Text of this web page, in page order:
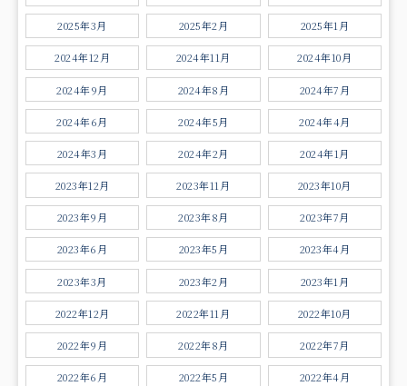
2025年3月 2025年2月 2025年1月
2024年12月 2024年11月 2024年10月
2024年9月 2024年8月 2024年7月
2024年6月 2024年5月 2024年4月
2024年3月 2024年2月 2024年1月
2023年12月 2023年11月 2023年10月
2023年9月 2023年8月 2023年7月
2023年6月 2023年5月 2023年4月
2023年3月 2023年2月 2023年1月
2022年12月 2022年11月 2022年10月
2022年9月 2022年8月 2022年7月
2022年6月 2022年5月 2022年4月